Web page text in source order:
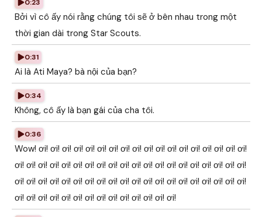
0:23
Bởi vì cô ấy nói rằng chúng tôi sẽ ở bên nhau trong một
thời gian dài trong Star Scouts.
0:31
Ai là Ati Maya? bà nội của bạn?
0:34
Không, cô ấy là bạn gái của cha tôi.
0:36
Wow! ơi! ơi! ơi! ơi! ơi! ơi! ơi! ơi! ơi! ơi! ơi! ơi! ơi! ơi! ơi! ơi! ơi! ơi!
ơi! ơi! ơi! ơi! ơi! ơi! ơi! ơi! ơi! ơi! ơi! ơi! ơi! ơi! ơi! ơi! ơi! ơi! ơi! ơi!
ơi! ơi! ơi! ơi! ơi! ơi! ơi! ơi! ơi! ơi! ơi! ơi! ơi! ơi! ơi! ơi! ơi! ơi! ơi! ơi!
ơi! ơi! ơi! ơi! ơi! ơi! ơi! ơi! ơi! ơi! ơi! ơi! ơi! ơi!